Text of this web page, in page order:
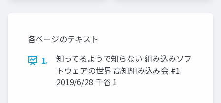
各ページのテキスト
1.
知ってるようで知らない 組み込みソフ
トウェアの世界 高知組み込み会 #1
2019/6/28 千谷 1